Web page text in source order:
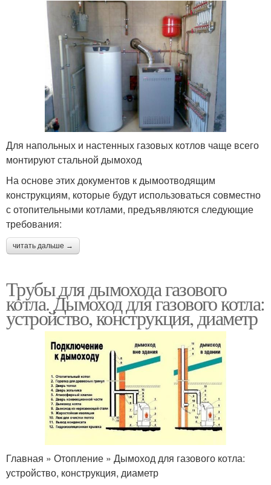
Для напольных и настенных газовых котлов чаще всего
монтируют стальной дымоход
На основе этих документов к дымоотводящим
конструкциям, которые будут использоваться совместно
с отопительными котлами, предъявляются следующие
требования:
читать дальше →
Трубы для дымохода газового
котла. Дымоход для газового котла:
устройство, конструкция, диаметр
Главная » Отопление » Дымоход для газового котла:
устройство, конструкция, диаметр